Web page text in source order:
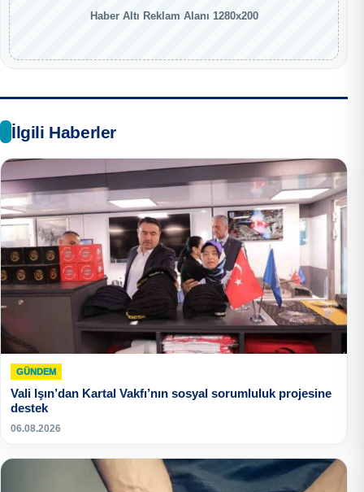
Haber Altı Reklam Alanı 1280x200
İlgili Haberler
GÜNDEM
Vali Işın’dan Kartal Vakfı’nın sosyal sorumluluk projesine
destek
06.08.2026